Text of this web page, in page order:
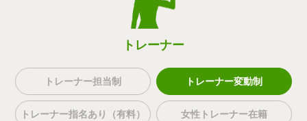
トレーナー
トレーナー担当制 トレーナー変動制
トレーナー指名あり（有料） 女性トレーナー在籍